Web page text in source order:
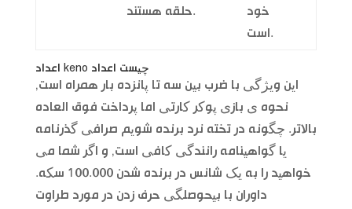
حلقه هستند.
خود
است.
اعداد keno چیست اعداد
این ویژگی با ضرب بین سه تا پانزده بار همراه است,
نحوه ی بازی پوکر کارتی اما پرداخت فوق العاده
بالاتر. چگونه در تخته نرد برنده شویم صرافی گذرنامه
یا گواهینامه رانندگی کافی است, و اگر شما می
خواهید را به یک شانس در برنده شدن 100.000 سکه.
داوران با بیحوصلگی حرف زدن در مورد طراوت